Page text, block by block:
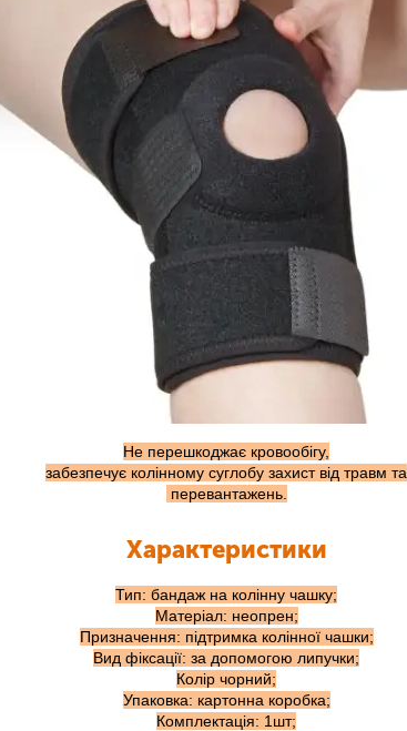
Не перешкоджає кровообігу,
забезпечує колінному суглобу захист від травм та
перевантажень.
Характеристики
Тип: бандаж на колінну чашку;
Матеріал: неопрен;
Призначення: підтримка колінної чашки;
Вид фіксації: за допомогою липучки;
Колір чорний;
Упаковка: картонна коробка;
Комплектація: 1шт;